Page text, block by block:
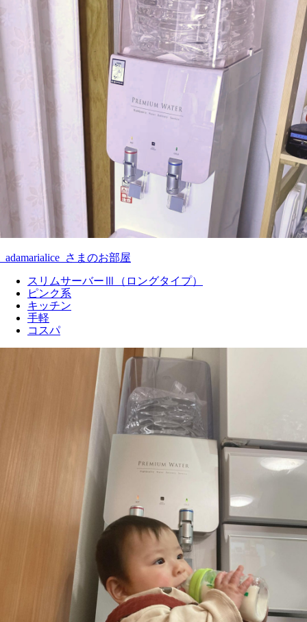
_adamarialice_さまのお部屋
スリムサーバーⅢ（ロングタイプ）
ピンク系
キッチン
手軽
コスパ